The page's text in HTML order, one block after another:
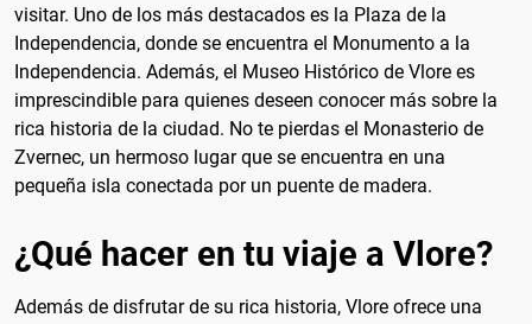
visitar. Uno de los más destacados es la Plaza de la
Independencia, donde se encuentra el Monumento a la
Independencia. Además, el Museo Histórico de Vlore es
imprescindible para quienes deseen conocer más sobre la
rica historia de la ciudad. No te pierdas el Monasterio de
Zvernec, un hermoso lugar que se encuentra en una
pequeña isla conectada por un puente de madera.
¿Qué hacer en tu viaje a Vlore?
Además de disfrutar de su rica historia, Vlore ofrece una